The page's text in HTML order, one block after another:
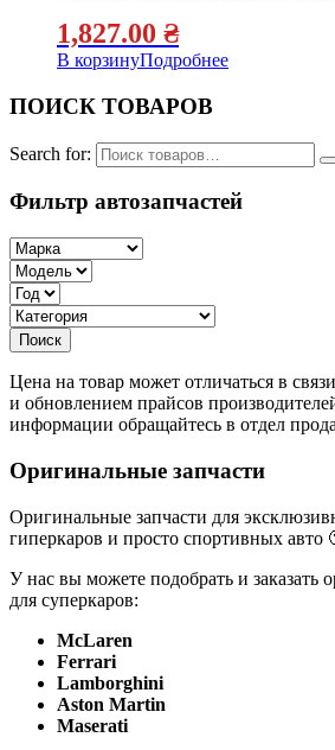
1,827.00 ₴
В корзинуПодробнее
ПОИСК ТОВАРОВ
Search for:
Фильтр автозапчастей
Цена на товар может отличаться в
и обновлением прайсов
информации обращайтесь в отдел
Оригинальные запчасти
Оригинальные запчасти для
гиперкаров и просто спортивных авто
У нас вы можете подобрать и заказать
для суперкаров:
McLaren
Ferrari
Lamborghini
Aston Martin
Maserati